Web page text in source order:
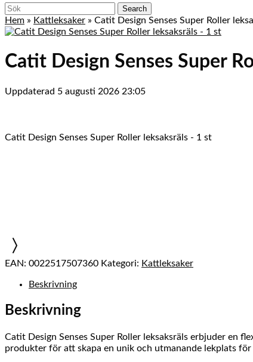
Close
Menu
Search
for:
Hem » Kattleksaker » Catit Design Senses Super Roller
Catit Design Senses Super
Uppdaterad 5 augusti 2026 23:05
Catit Design Senses Super Roller leksaksräls - 1 st
EAN: 0022517507360 Kategori: Kattleksaker
Beskrivning
Beskrivning
Catit Design Senses Super Roller leksaksräls erbjuder en
produkter för att skapa en unik och utmanande lekplats